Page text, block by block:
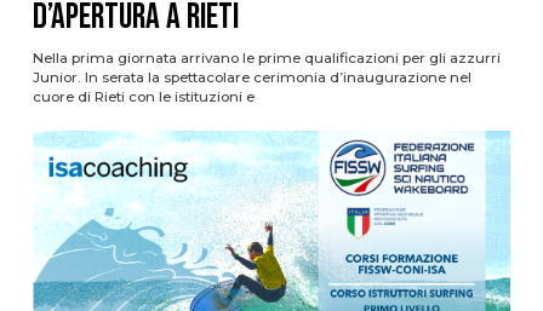
d’apertura a Rieti
Nella prima giornata arrivano le prime qualificazioni per gli azzurri
Junior. In serata la spettacolare cerimonia d’inaugurazione nel
cuore di Rieti con le istituzioni e